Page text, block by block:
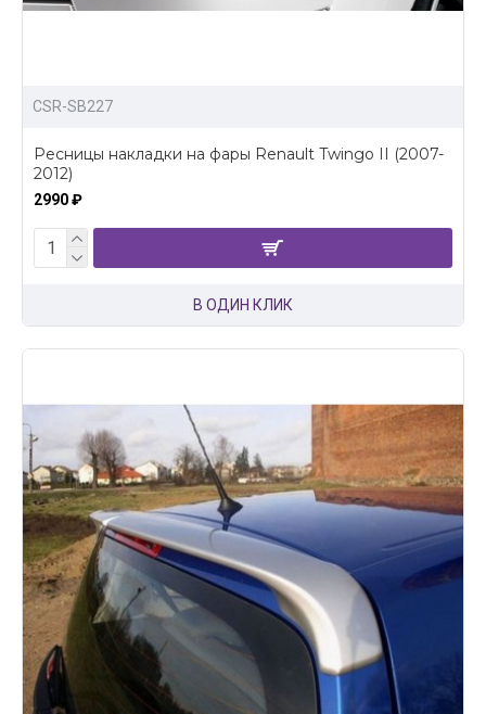
CSR-SB227
Ресницы накладки на фары Renault Twingo II (2007-
2012)
2990 ₽
В ОДИН КЛИК